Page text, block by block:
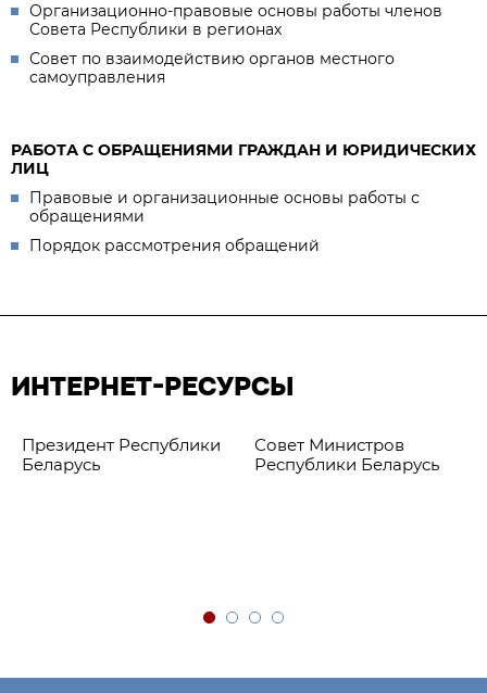
Организационно-правовые основы работы членов
Совета Республики в регионах
Совет по взаимодействию органов местного
самоуправления
РАБОТА С ОБРАЩЕНИЯМИ ГРАЖДАН И ЮРИДИЧЕСКИХ
ЛИЦ
Правовые и организационные основы работы с
обращениями
Порядок рассмотрения обращений
ИНТЕРНЕТ-РЕСУРСЫ
Президент Республики
Беларусь
Совет Министров
Республики Беларусь